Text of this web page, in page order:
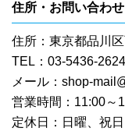
住所・お問い合わせ
住所：東京都品川
TEL：03-5436-
メール： shop-
営業時間：11:00～
定休日：日曜、祝